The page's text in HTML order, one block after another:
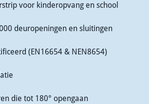
voor kinderopvang en school
deuropeningen en sluitingen
(EN16654 & NEN8654)
die tot 180° opengaan